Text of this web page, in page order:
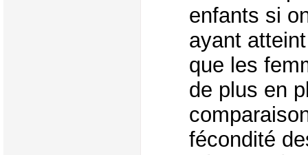
enfants si
ayant
que les
de plus en
fécondité